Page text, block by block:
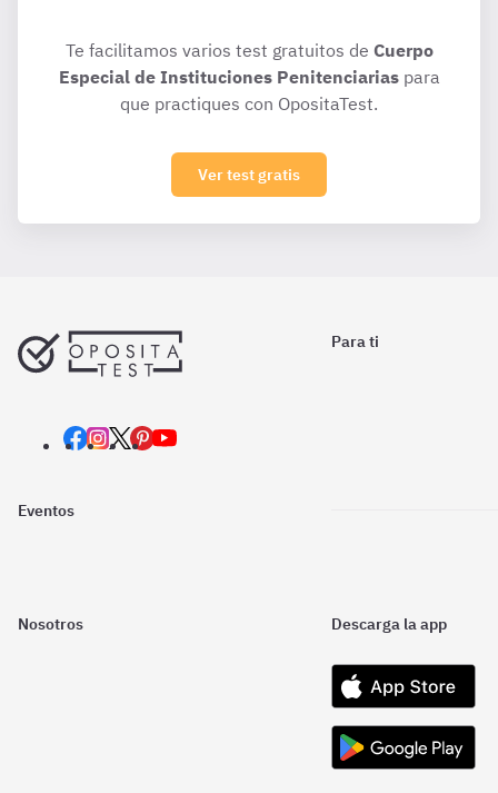
Te facilitamos varios test gratuitos de Cuerpo
Especial de Instituciones Penitenciariaspara
que practiques con OpositaTest.
Ver test gratis
Para ti
Eventos
Nosotros Descarga la app